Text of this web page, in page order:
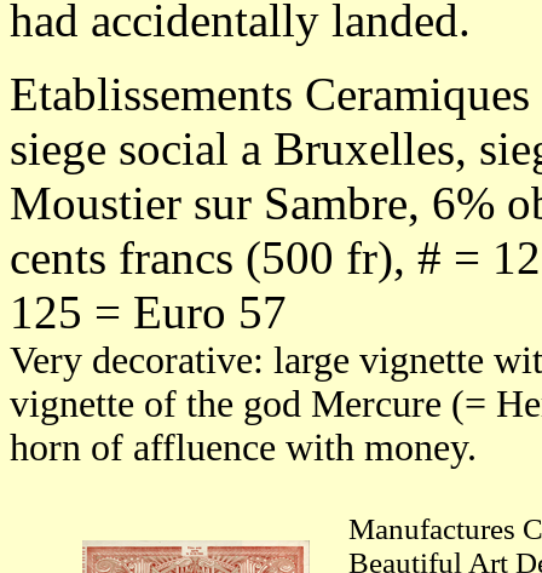
had accidentally landed.
Etablissements
siege social a Bruxelles,
Moustier sur Sambre, 6%
cents francs (500 fr), # =
125 = Euro 57
Very decorative: large vignette
vignette of the god Mercure (=
horn of affluence with money.
Manufactures
Beautiful Art